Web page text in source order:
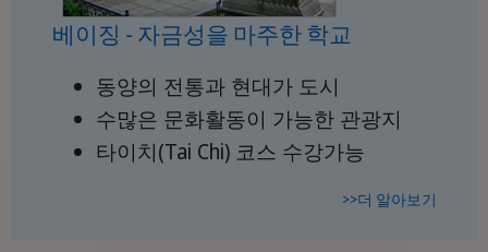
베이징 - 자금성을 마주한 학교
동양의 전통과 현대가 도시
수많은 문화활동이 가능한 관광지
타이치(Tai Chi) 코스 수강가능
>>더 알아보기